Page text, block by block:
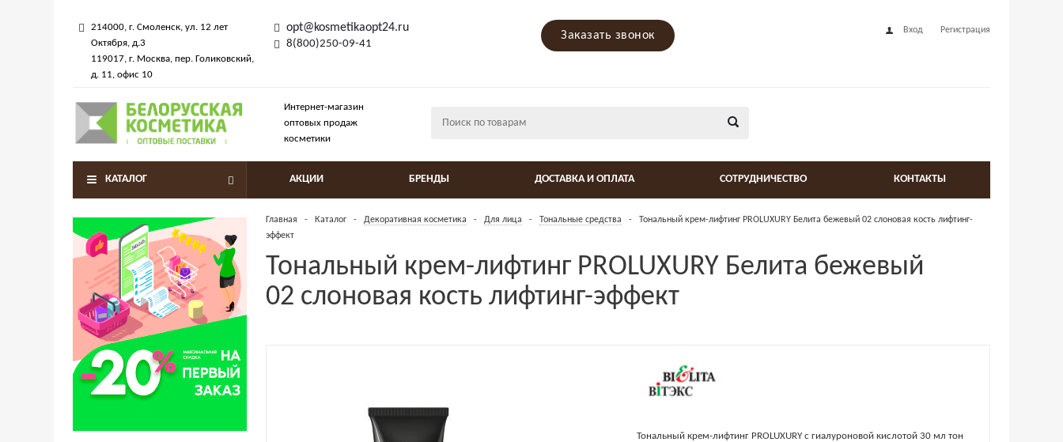
214000, г. Смоленск, ул. 12 лет
Октября, д.3
119017, г. Москва, пер. Голиковский,
д. 11, офис 10
opt@kosmetikaopt24.ru
8(800)250-09-41
Заказать звонок Вход Регистрация
Интернет-магазин
оптовых продаж
косметики
КАТАЛОГ АКЦИИ БРЕНДЫ ДОСТАВКА И ОПЛАТА СОТРУДНИЧЕСТВО КОНТАКТЫ
Главная - Каталог - Декоративная косметика - Для лица - Тональные средства -
Тональный крем-лифтинг PROLUXURY Белита бежевый 02 слоновая кость лифтинг-
эффект
Тональный крем-лифтинг PROLUXURY Белита бежевый
02 слоновая кость лифтинг-эффект
Тональный крем-лифтинг PROLUXURY с гиалуроновой кислотой 30 мл тон